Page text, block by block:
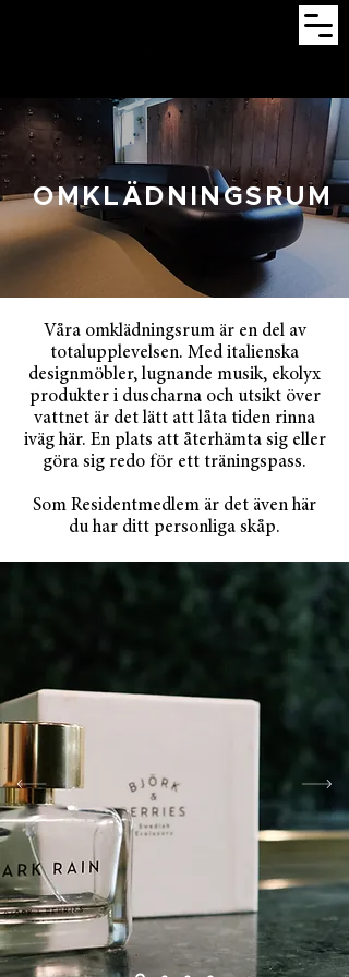
OMKLÄDNINGSRUM
Våra omklädningsrum är en del av
totalupplevelsen. Med italienska
designmöbler, lugnande musik, ekolyx
produkter i duscharna och utsikt över
vattnet är det lätt att låta tiden rinna
iväg här. En plats att återhämta sig eller
göra sig redo för ett träningspass.
Som Residentmedlem är det även här
du har ditt personliga skåp.